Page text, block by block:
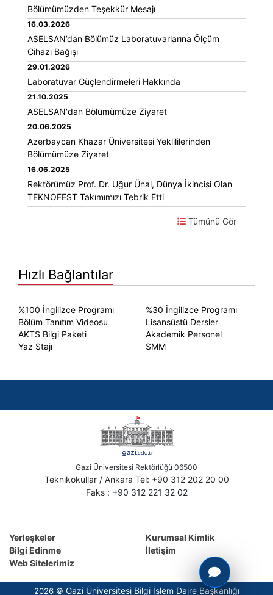
Bölümümüzden Teşekkür Mesajı
16.03.2026
ASELSAN’dan Bölümüz Laboratuvarlarına Ölçüm
Cihazı Bağışı
29.01.2026
Laboratuvar Güçlendirmeleri Hakkında
21.10.2025
ASELSAN'dan Bölümümüze Ziyaret
20.06.2025
Azerbaycan Khazar Üniversitesi Yeklililerinden
Bölümümüze Ziyaret
16.06.2025
Rektörümüz Prof. Dr. Uğur Ünal, Dünya İkincisi Olan
TEKNOFEST Takımımızı Tebrik Etti
Tümünü Gör
Hızlı Bağlantılar
%100 İngilizce Programı
%30 İngilizce Programı
Bölüm Tanıtım Videosu
Lisansüstü Dersler
AKTS Bilgi Paketi
Akademik Personel
Yaz Stajı
SMM
Gazi Üniversitesi Rektörlüğü 06500
Teknikokullar / Ankara Tel: +90 312 202 20 00
Faks : +90 312 221 32 02
Yerleşkeler
Bilgi Edinme
Web Sitelerimiz
Kurumsal Kimlik
İletişim
2026 © Gazi Üniversitesi Bilgi İşlem Daire Başkanlığı